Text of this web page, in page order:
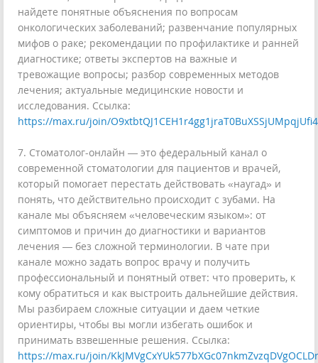
найдете понятные объяснения по вопросам
онкологических заболеваний; развенчание популярных
мифов о раке; рекомендации по профилактике и ранней
диагностике; ответы экспертов на важные и
тревожащие вопросы; разбор современных методов
лечения; актуальные медицинские новости и
исследования. Ссылка:
https://max.ru/join/
7. Стоматолог-онлайн — это федеральный канал о
современной стоматологии для пациентов и врачей,
который помогает перестать действовать «наугад» и
понять, что действительно происходит с зубами. На
канале мы объясняем «человеческим языком»: от
симптомов и причин до диагностики и вариантов
лечения — без сложной терминологии. В чате при
канале можно задать вопрос врачу и получить
профессиональный и понятный ответ: что проверить, к
кому обратиться и как выстроить дальнейшие действия.
Мы разбираем сложные ситуации и даем четкие
ориентиры, чтобы вы могли избегать ошибок и
принимать взвешенные решения. Ссылка:
https://max.ru/join/